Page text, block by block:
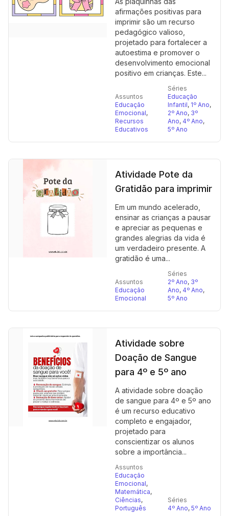
afirmações positivas para
imprimir são um recurso
pedagógico valioso,
projetado para fortalecer a
autoestima e promover o
desenvolvimento emocional
positivo em crianças. Este...
Assuntos
Educação
Emocional,
Recursos
Educativos
Séries
Educação
Infantil, 1º Ano,
2º Ano, 3º
Ano, 4º Ano,
5º Ano
Atividade Pote da
Gratidão para imprimir
Em um mundo acelerado,
ensinar as crianças a pausar
e apreciar as pequenas e
grandes alegrias da vida é
um verdadeiro presente. A
gratidão é uma...
Assuntos
Educação
Emocional
Séries
2º Ano, 3º
Ano, 4º Ano,
5º Ano
Atividade sobre
Doação de Sangue
para 4º e 5º ano
A atividade sobre doação
de sangue para 4º e 5º ano
é um recurso educativo
completo e engajador,
projetado para
conscientizar os alunos
sobre a importância...
Assuntos
Educação
Emocional,
Matemática,
Ciências,
Português
Séries
4º Ano, 5º Ano